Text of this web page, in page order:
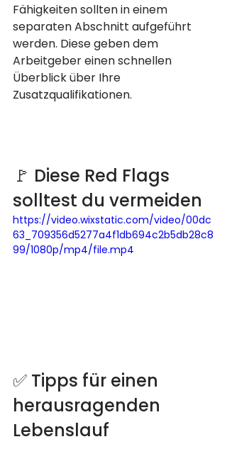
Fähigkeiten sollten in einem
separaten Abschnitt aufgeführt
werden. Diese geben dem
Arbeitgeber einen schnellen
Überblick über Ihre
Zusatzqualifikationen.
🚩 Diese Red Flags
solltest du vermeiden
https://video.wixstatic.com/video/00dc
63_709356d5277a4f1db694c2b5db28c8
99/1080p/mp4/file.mp4
✅ Tipps für einen
herausragenden
Lebenslauf